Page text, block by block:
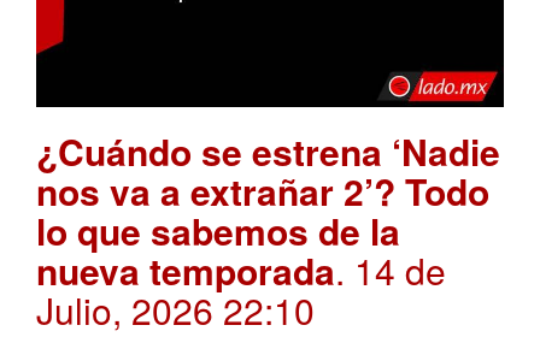
¿Cuándo se estrena ‘Nadie
nos va a extrañar 2’? Todo
lo que sabemos de la
nueva temporada. 14 de
Julio, 2026 22:10